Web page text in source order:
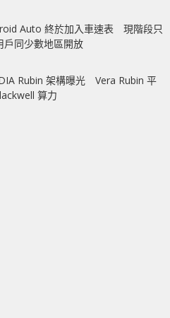
Auto 終於加入車速表 現階段只
戶同少數地區開放
Rubin 架構曝光 Vera Rubin 平
算力